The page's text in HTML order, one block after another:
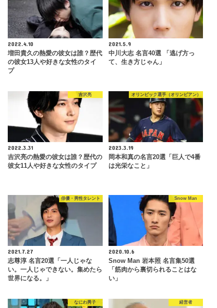
2022.4.10
増田貴久の熱愛の彼女は誰？歴代
の彼女13人や好きな女性のタイ
プ
2021.5.9
中川大志 名言40選 「逃げ方っ
て、生き方じゃん」
吉沢亮
2022.3.31
吉沢亮の熱愛の彼女は誰？歴代の
彼女11人や好きな女性のタイプ
オリンピック選手（オリンピアン）
2023.3.19
岡本和真の名言20選「巨人で4番
は光栄なこと」
俳優・男性タレント
2021.7.27
志尊淳 名言20選「一人じゃな
い。一人じゃできない。集めたら
世界になる。」
Snow Man
2020.10.6
Snow Man 岩本照 名言集50選
「筋肉から裏切られることはな
い」
なにわ男子 経営者